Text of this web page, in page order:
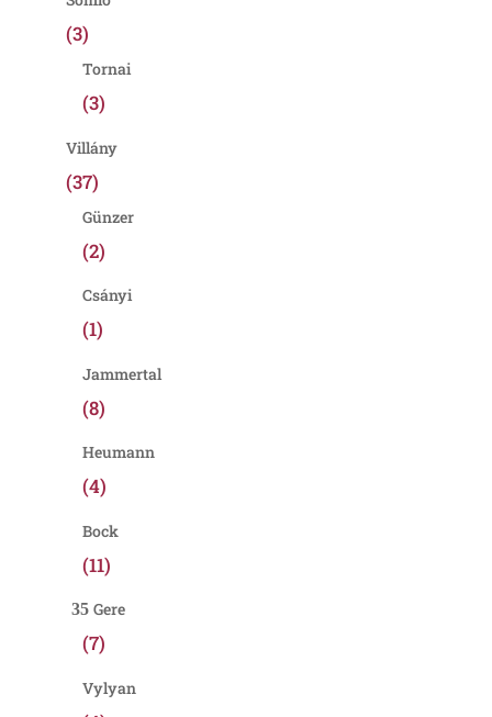
(3)
Tornai
(3)
Villány
(37)
Günzer
(2)
Csányi
(1)
Jammertal
(8)
Heumann
(4)
Bock
(11)
Gere
(7)
Vylyan